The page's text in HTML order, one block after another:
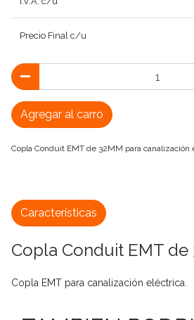
Precio Final c/u
Agregar al carro
Copla Conduit EMT de 32MM para canalización
Copla Conduit EMT de
Copla EMT para canalización eléctrica.
Características